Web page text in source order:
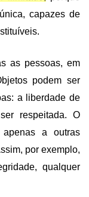
capazes de
as pessoas, em
podem ser
a liberdade de
respeitada. O
a outras
por exemplo,
qualquer